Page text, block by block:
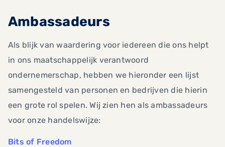
Ambassadeurs
Als blijk van waardering voor iedereen die ons helpt
in ons maatschappelijk verantwoord
ondernemerschap, hebben we hieronder een lijst
samengesteld van personen en bedrijven die hierin
een grote rol spelen. Wij zien hen als ambassadeurs
voor onze handelswijze:
Bits of Freedom